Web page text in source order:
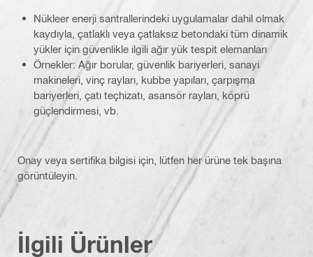
Nükleer enerji santrallerindeki uygulamalar dahil olmak
kaydıyla, çatlaklı veya çatlaksız betondaki tüm dinamik
yükler için güvenlikle ilgili ağır yük tespit elemanları
Örnekler: Ağır borular, güvenlik bariyerleri, sanayi
makineleri, vinç rayları, kubbe yapıları, çarpışma
bariyerleri, çatı teçhizatı, asansör rayları, köprü
güçlendirmesi, vb.
Onay veya sertifika bilgisi için, lütfen her ürüne tek başına
görüntüleyin.
İlgili Ürünler